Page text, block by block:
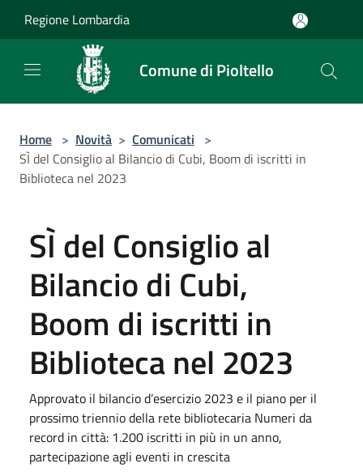
Regione Lombardia
Comune di Pioltello
Home > Novità > Comunicati >
SÌ del Consiglio al Bilancio di Cubi, Boom di iscritti in
Biblioteca nel 2023
SÌ del Consiglio al
Bilancio di Cubi,
Boom di iscritti in
Biblioteca nel 2023
Approvato il bilancio d’esercizio 2023 e il piano per il
prossimo triennio della rete bibliotecaria Numeri da
record in città: 1.200 iscritti in più in un anno,
partecipazione agli eventi in crescita